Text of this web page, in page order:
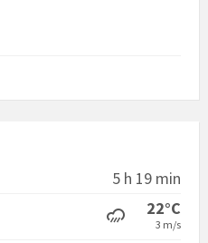
5 h 19 min
22°C
3 m/s